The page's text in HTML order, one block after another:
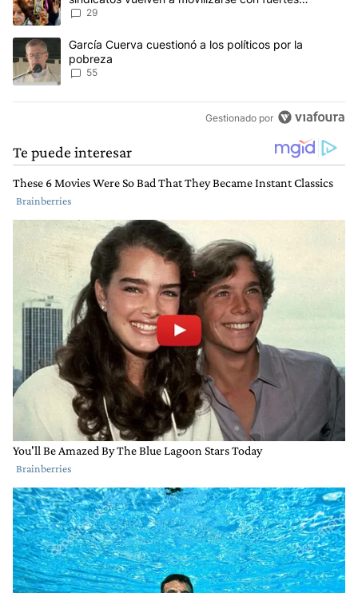
reclamos al Gobierno
29
Un artículo de tendencia con el título "García Cuerva cuestionó
García Cuerva cuestionó a los políticos por la
pobreza
55
Gestionado por